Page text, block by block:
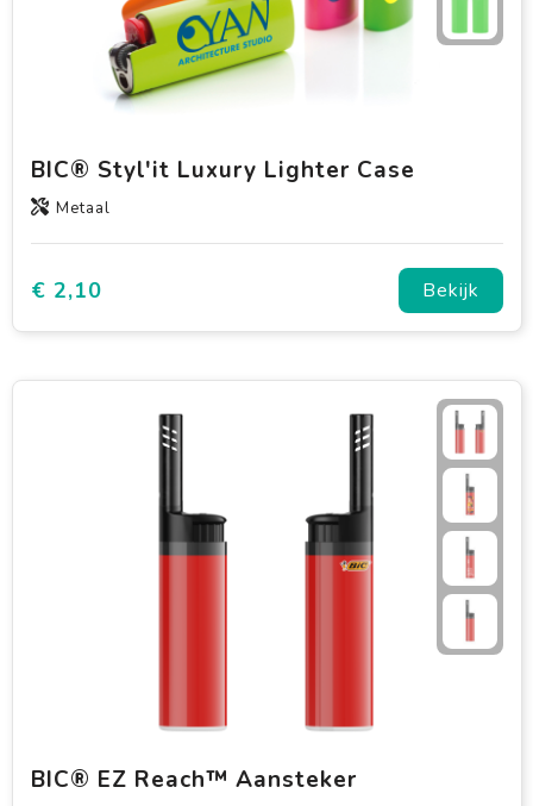
BIC® Styl'it Luxury Lighter Case
Metaal
€ 2,10 Bekijk
BIC® EZ Reach™ Aansteker